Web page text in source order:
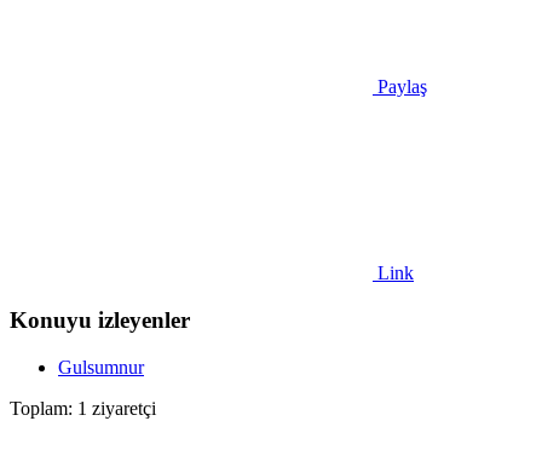
Paylaş
Link
Konuyu izleyenler
Gulsumnur
Toplam: 1 ziyaretçi